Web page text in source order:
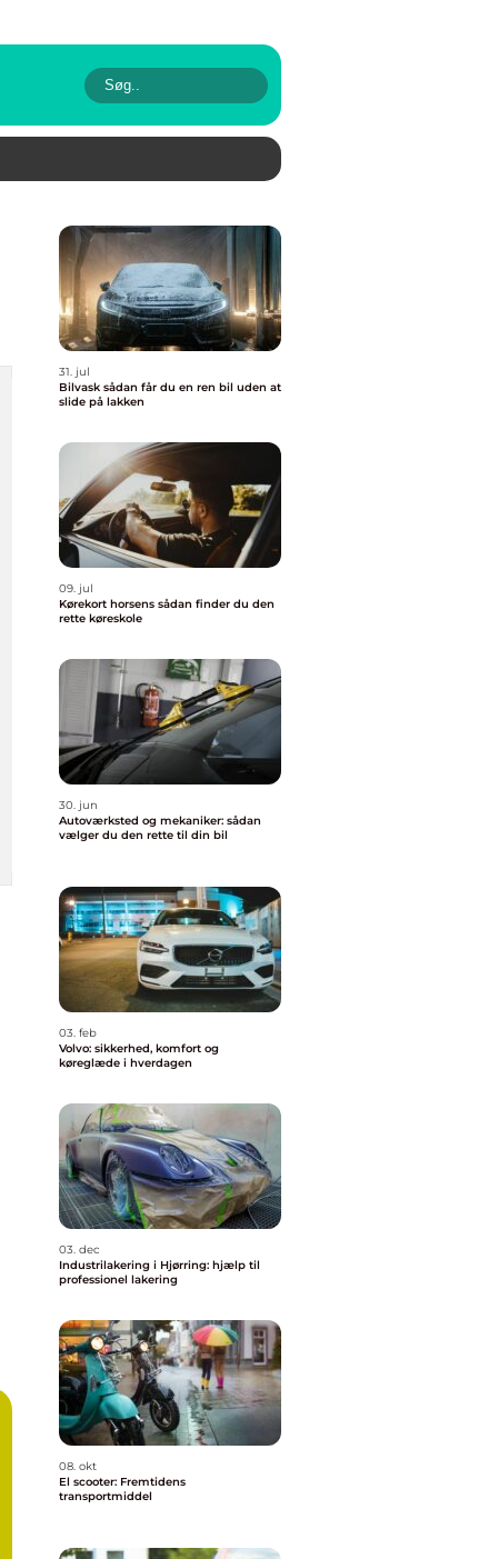
31. jul
Bilvask sådan får du en ren bil uden at
slide på lakken
09. jul
Kørekort horsens sådan finder du den
rette køreskole
30. jun
Autoværksted og mekaniker: sådan
vælger du den rette til din bil
03. feb
Volvo: sikkerhed, komfort og
køreglæde i hverdagen
03. dec
Industrilakering i Hjørring: hjælp til
professionel lakering
08. okt
El scooter: Fremtidens
transportmiddel